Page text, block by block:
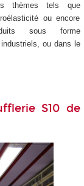
thèmes tels que
ou encore
sous forme
ou dans le
S10 de